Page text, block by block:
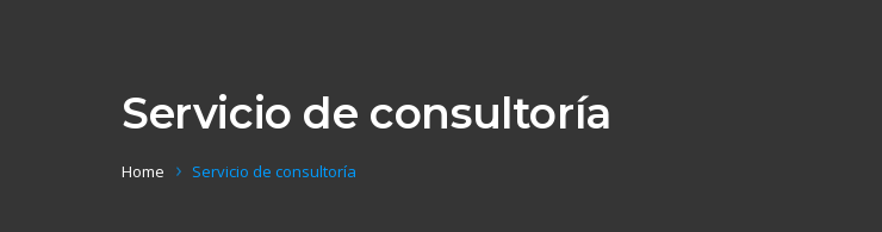
Servicio de consultoría
Home Servicio de consultoría